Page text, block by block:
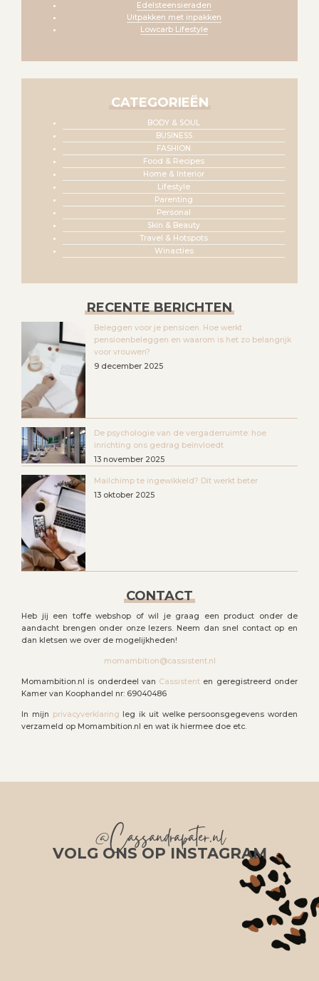
Edelsteensieraden
Uitpakken met inpakken
Lowcarb Lifestyle
CATEGORIEËN
BODY & SOUL
BUSINESS
FASHION
Food & Recipes
Home & Interior
Lifestyle
Parenting
Personal
Skin & Beauty
Travel & Hotspots
Winacties
RECENTE BERICHTEN
Beleggen voor je pensioen. Hoe werkt
pensioenbeleggen en waarom is het zo belangrijk
voor vrouwen?
9 december 2025
De psychologie van de vergaderruimte: hoe
inrichting ons gedrag beïnvloedt
13 november 2025
Mailchimp te ingewikkeld? Dit werkt beter
13 oktober 2025
CONTACT
Heb jij een toffe webshop of wil je graag een product onder de
aandacht brengen onder onze lezers. Neem dan snel contact op en
dan kletsen we over de mogelijkheden!
momambition@cassistent.nl
Momambition.nl is onderdeel van Cassistent en geregistreerd onder
Kamer van Koophandel nr: 69040486
In mijn privacyverklaring leg ik uit welke persoonsgegevens worden
verzameld op Momambition.nl en wat ik hiermee doe etc.
@Cassandrapater.nl
VOLG ONS OP INSTAGRAM